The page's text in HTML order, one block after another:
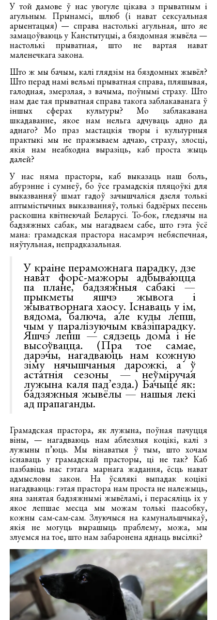
У той дамове ў нас увогуле цікава з прыватным і
агульным. Прынамсі, шлюб (і нават сексуальная
арыентацыя) — справа настолькі агульная, што яе
замацоўваюць у Канстытуцыі, а бяздомная жывёла —
настолькі прыватная, што не вартая нават
маленечкага закона.
Што ж мы бачым, калі глядзім на бяздомных жывёл?
Што перад намі вельмі прыватная справа, пляшывая,
галодная, змерзлая, з вачыма, поўнымі страху. Што
нам дае тая прыватная справа такога заблакаванага ў
іншых сферах культуры? Мо заблакавана
шкадаванне, якое нам нельга адчуваць адно да
аднаго? Мо праз мастацкія творы і культурныя
практыкі мы не пражываем адчаю, страху, злосці,
якія нам неабходна выразіць, каб проста жыць
далей?
У нас няма прасторы, каб выказаць наш боль,
абурэнне і сумнеў, бо ўсе грамадскія пляцоўкі для
выказванняў шмат гадоў зачышчаліся дзеля толькі
аптымістычных выказванняў, толькі бадзёрых песень
раскошна квітнеючай Беларусі. То-бок, гледзячы на
бадзяжных сабак, мы нагадваем сабе, што гэта ўсё
мана: грамадская прастора насамрэч небяспечная,
няўтульная, непрадказальная.
У краіне пераможнага парадку, дзе
нават форс-мажоры адбываюцца
па плане, бадзяжныя сабакі —
прыкметы яшчэ жывога і
жыватворнага хаосу. Існаваць у ім,
вядома, балюча, але куды лепш,
чым у паралізуючым квазіпарадку.
Яшчэ лепш — сядзець дома і не
высоўвацца. (Пра тое самае,
дарэчы, нагадваюць нам кожную
зіму нячышчаныя дарожкі, а ў
астатнія сезоны — неўміручая
лужына каля пад’езда.) Бачыце як:
бадзяжныя жывёлы — нашыя лекі
ад прапаганды.
Грамадская прастора, як лужына, поўная пачуцця
віны, — нагадваюць нам аблезлыя коцікі, калі з
лужыны п’юць. Мы вінаватыя ў тым, што хочам
існаваць у грамадскай прасторы, ці не так? Каб
пазбавіць нас гэтага марнага жадання, ёсць нават
адмысловы закон. На ўсялякі выпадак коцікі
нагадваюць: гэтая прастора нам проста не належыць,
яна занятая бадзяжнымі жывёламі, і перасяліць іх у
якое лепшае месца мы можам толькі паасобку,
кожны сам-сам-сам. Злуючыся на камунальшчыкаў,
якія не могуць вырашыць праблему, можа, мы
злуемся на тое, што нам забаронена яднаць высілкі?